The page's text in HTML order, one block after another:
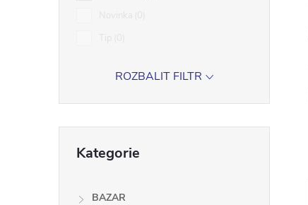
p
ROZBALIT FILTR
kategorie
Kategorie
BAZAR